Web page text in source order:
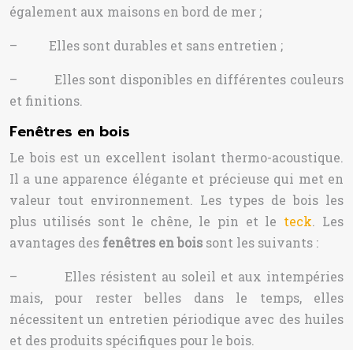
également aux maisons en bord de mer ;
– Elles sont durables et sans entretien ;
– Elles sont disponibles en différentes couleurs
et finitions.
Fenêtres en bois
Le bois est un excellent isolant thermo-acoustique.
Il a une apparence élégante et précieuse qui met en
valeur tout environnement. Les types de bois les
plus utilisés sont le chêne, le pin et le teck. Les
avantages des fenêtres en bois sont les suivants :
– Elles résistent au soleil et aux intempéries
mais, pour rester belles dans le temps, elles
nécessitent un entretien périodique avec des huiles
et des produits spécifiques pour le bois.